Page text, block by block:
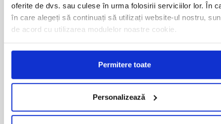
oferite de dvs. sau culese în urma folosirii serviciilor lor. În
în care alegeți să continuați să utilizați website-ul nostru,
de acord cu utilizarea modulelor noastre cookie.
Permitere toate
Personalizează
BALS-IS
BALS-OT
BARCA
BISTRITA
BRAILA
BRASOV
ORSOVA
PASCANI
PERICEI
PISCU VECHI
PITESTI
PODARI
POIANA MARE
RADOVAN